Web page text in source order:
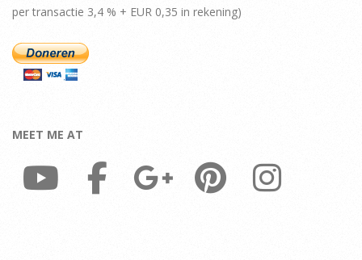
per transactie 3,4 % + EUR 0,35 in rekening)
MEET ME AT